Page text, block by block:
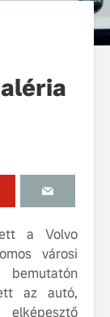
a Volvo
városi
az autó,
A Volvo
bemutatja
gondosan